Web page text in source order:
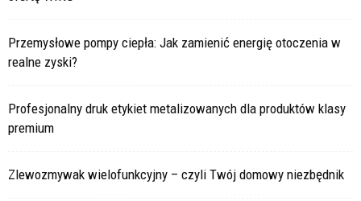
Przemysłowe pompy ciepła: Jak zamienić energię otoczenia w
realne zyski?
Profesjonalny druk etykiet metalizowanych dla produktów klasy
premium
Zlewozmywak wielofunkcyjny – czyli Twój domowy niezbędnik